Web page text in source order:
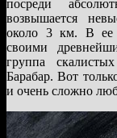
посреди
возвышается
около 3 км. В ее
своими
группа
Барабар. Вот
и очень сложно